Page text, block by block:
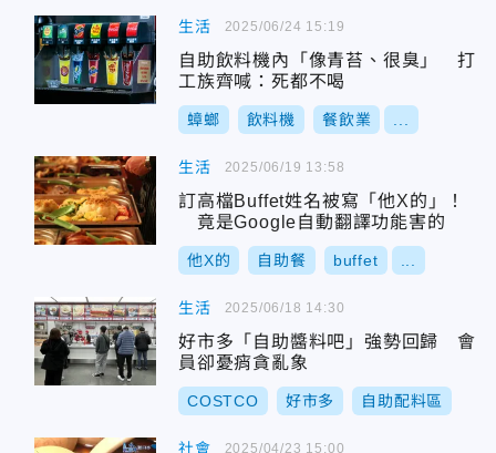
生活
自助飲料機內「像青苔、很臭」 打
工族齊喊：死都不喝
蟑螂 飲料機 餐飲業
2025/06/24 15:19
生活
訂高檔Buffet姓名被寫「他X的」！
竟是Google自動翻譯功能害的
他X的 自助餐 buffet
2025/06/19 13:58
生活
好市多「自助醬料吧」強勢回歸 會
員卻憂痟貪亂象
COSTCO 好市多 自助配料區
2025/06/18 14:30
社會 2025/04/23 15:00